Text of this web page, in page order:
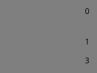
0
1
3